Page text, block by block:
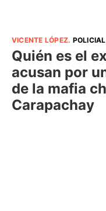
VICENTE LÓPEZ.
Quién es el
acusan por
de la mafia
Carapachay